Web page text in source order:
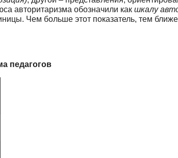
авторитаризма обозначили как шкалу
Чем больше этот показатель, тем
педагогов